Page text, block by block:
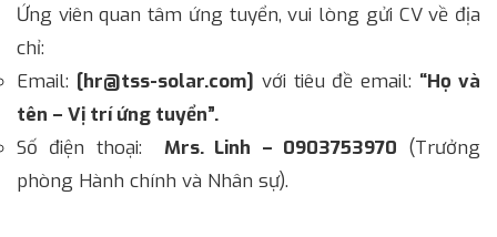
Ứng viên quan tâm ứng tuyển, vui lòng gửi CV về địa
chỉ:
Email: [hr@tss-solar.com] với tiêu đề email: “Họ và
tên – Vị trí ứng tuyển”.
Số điện thoại: Mrs. Linh – 0903753970 (Trưởng
phòng Hành chính và Nhân sự).